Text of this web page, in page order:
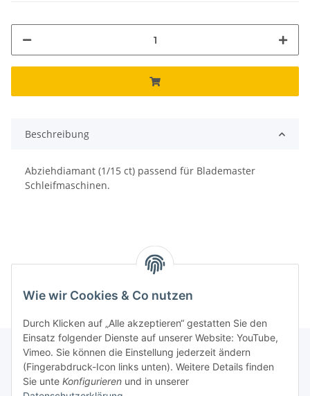
Beschreibung
Abziehdiamant (1/15 ct) passend für Blademaster
Schleifmaschinen.
Informationen
Wie wir Cookies & Co nutzen
Durch Klicken auf „Alle akzeptieren“ gestatten Sie den
Einsatz folgender Dienste auf unserer Website: YouTube,
Vimeo. Sie können die Einstellung jederzeit ändern
(Fingerabdruck-Icon links unten). Weitere Details finden
Sie unte Konfigurieren und in unserer